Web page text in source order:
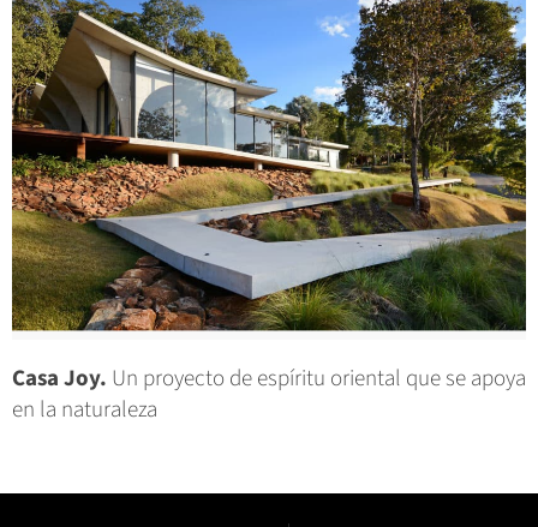
Casa Joy. Un proyecto de espíritu oriental que se apoya
en la naturaleza